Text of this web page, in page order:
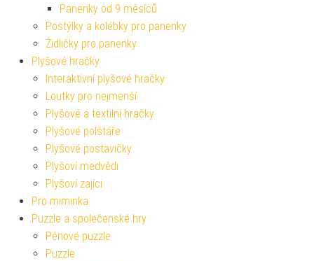
Panenky od 9 měsíců
Postýlky a kolébky pro panenky
Židličky pro panenky
Plyšové hračky
Interaktivní plyšové hračky
Loutky pro nejmenší
Plyšové a textilní hračky
Plyšové polštáře
Plyšové postavičky
Plyšoví medvědi
Plyšoví zajíci
Pro miminka
Puzzle a společenské hry
Pěnové puzzle
Puzzle